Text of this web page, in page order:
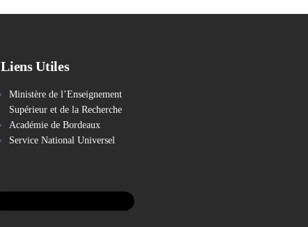
Liens Utiles
Ministère de l’Enseignement
Supérieur et de la Recherche
Académie de Bordeaux
Service National Universel